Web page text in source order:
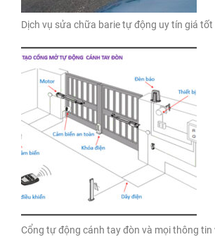
Dịch vụ sửa chữa barie tự động uy tín giá tốt
Cổng tự động cánh tay đòn và mọi thông tin